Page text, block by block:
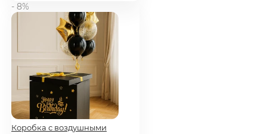
- 8%
Коробка с воздушными